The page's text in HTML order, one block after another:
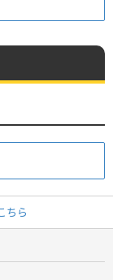
ちら